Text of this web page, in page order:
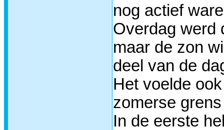
nog actief
Overdag werd
maar de zon
deel van de
Het voelde
zomerse
In de eerste